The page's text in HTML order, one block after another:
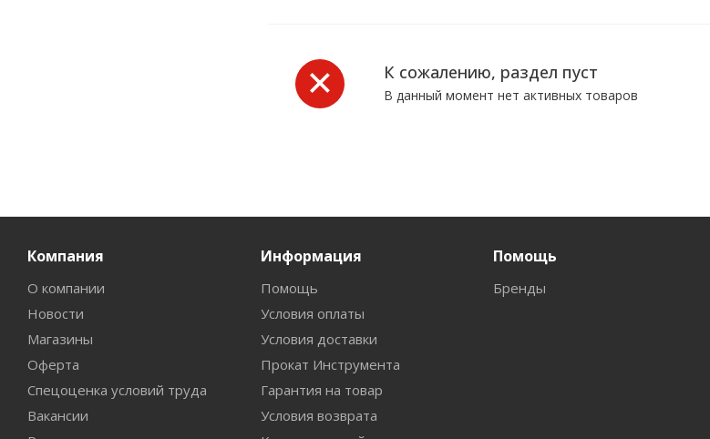
К сожалению, раздел пуст
В данный момент нет активных товаров
Компания
О компании
Новости
Магазины
Оферта
Спецоценка условий труда
Вакансии
Информация
Помощь
Условия оплаты
Условия доставки
Прокат Инструмента
Гарантия на товар
Условия возврата
Помощь
Бренды